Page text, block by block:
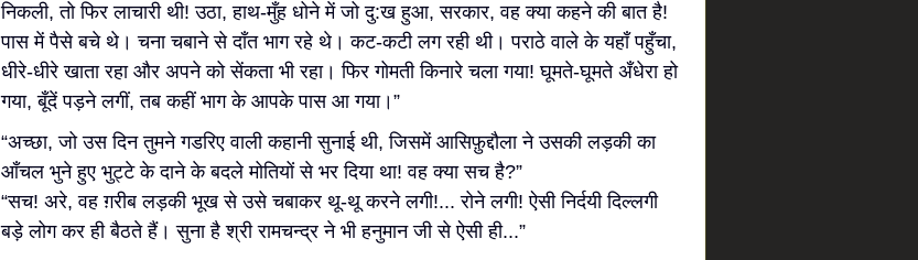
निकली, तो फिर लाचारी थी! उठा, हाथ-मुँह धोने में जो दु:ख हुआ, सरकार, वह क्या कहने की बात है!
पास में पैसे बचे थे। चना चबाने से दाँत भाग रहे थे। कट-कटी लग रही थी। पराठे वाले के यहाँ पहुँचा,
धीरे-धीरे खाता रहा और अपने को सेंकता भी रहा। फिर गोमती किनारे चला गया! घूमते-घूमते अँधेरा हो
गया, बूँदें पड़ने लगीं, तब कहीं भाग के आपके पास आ गया।”
“अच्छा, जो उस दिन तुमने गडरिए वाली कहानी सुनाई थी, जिसमें आसिफ़ुद्दौला ने उसकी लड़की का
आँचल भुने हुए भुट्टे के दाने के बदले मोतियों से भर दिया था! वह क्या सच है?”
“सच! अरे, वह ग़रीब लड़की भूख से उसे चबाकर थू-थू करने लगी!... रोने लगी! ऐसी निर्दयी दिल्लगी
बड़े लोग कर ही बैठते हैं। सुना है श्री रामचन्द्र ने भी हनुमान जी से ऐसी ही...”